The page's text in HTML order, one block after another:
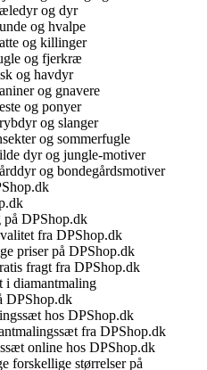
og dyr
og hvalpe
og killinger
og fjerkræ
og havdyr
og gnavere
og ponyer
og slanger
og sommerfugle
dyr og jungle-motiver
og bondegårdsmotiver
DPShop.dk
fra DPShop.dk
priser på DPShop.dk
fragt fra DPShop.dk
i diamantmaling
DPShop.dk
hos DPShop.dk
fra DPShop.dk
online hos DPShop.dk
forskellige størrelser på